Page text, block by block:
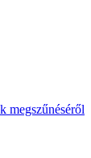
megszűnéséről